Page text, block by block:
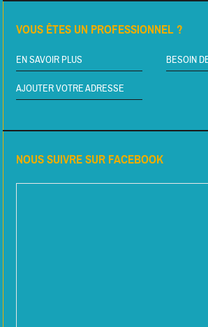
VOUS ÊTES UN PROFESSIONNEL ?
EN SAVOIR PLUS BESOIN
AJOUTER VOTRE ADRESSE
NOUS SUIVRE SUR FACEBOOK